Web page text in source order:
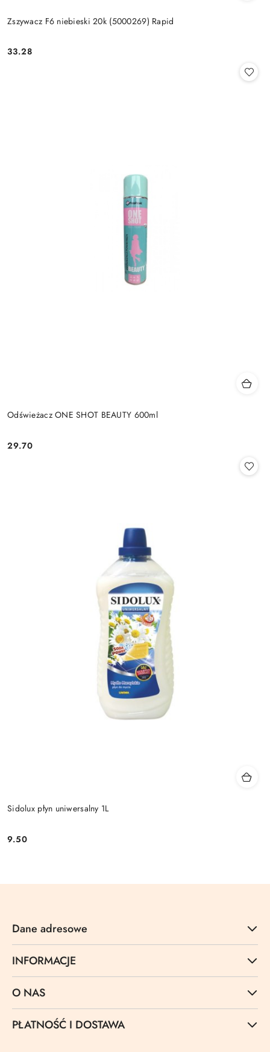
Zszywacz F6 niebieski 20k (5000269) Rapid
Cena:
33.28
Odświeżacz ONE SHOT BEAUTY 600ml
Cena:
29.70
Sidolux płyn uniwersalny 1L
Cena:
9.50
Dane adresowe
INFORMACJE
O NAS
PŁATNOŚĆ I DOSTAWA